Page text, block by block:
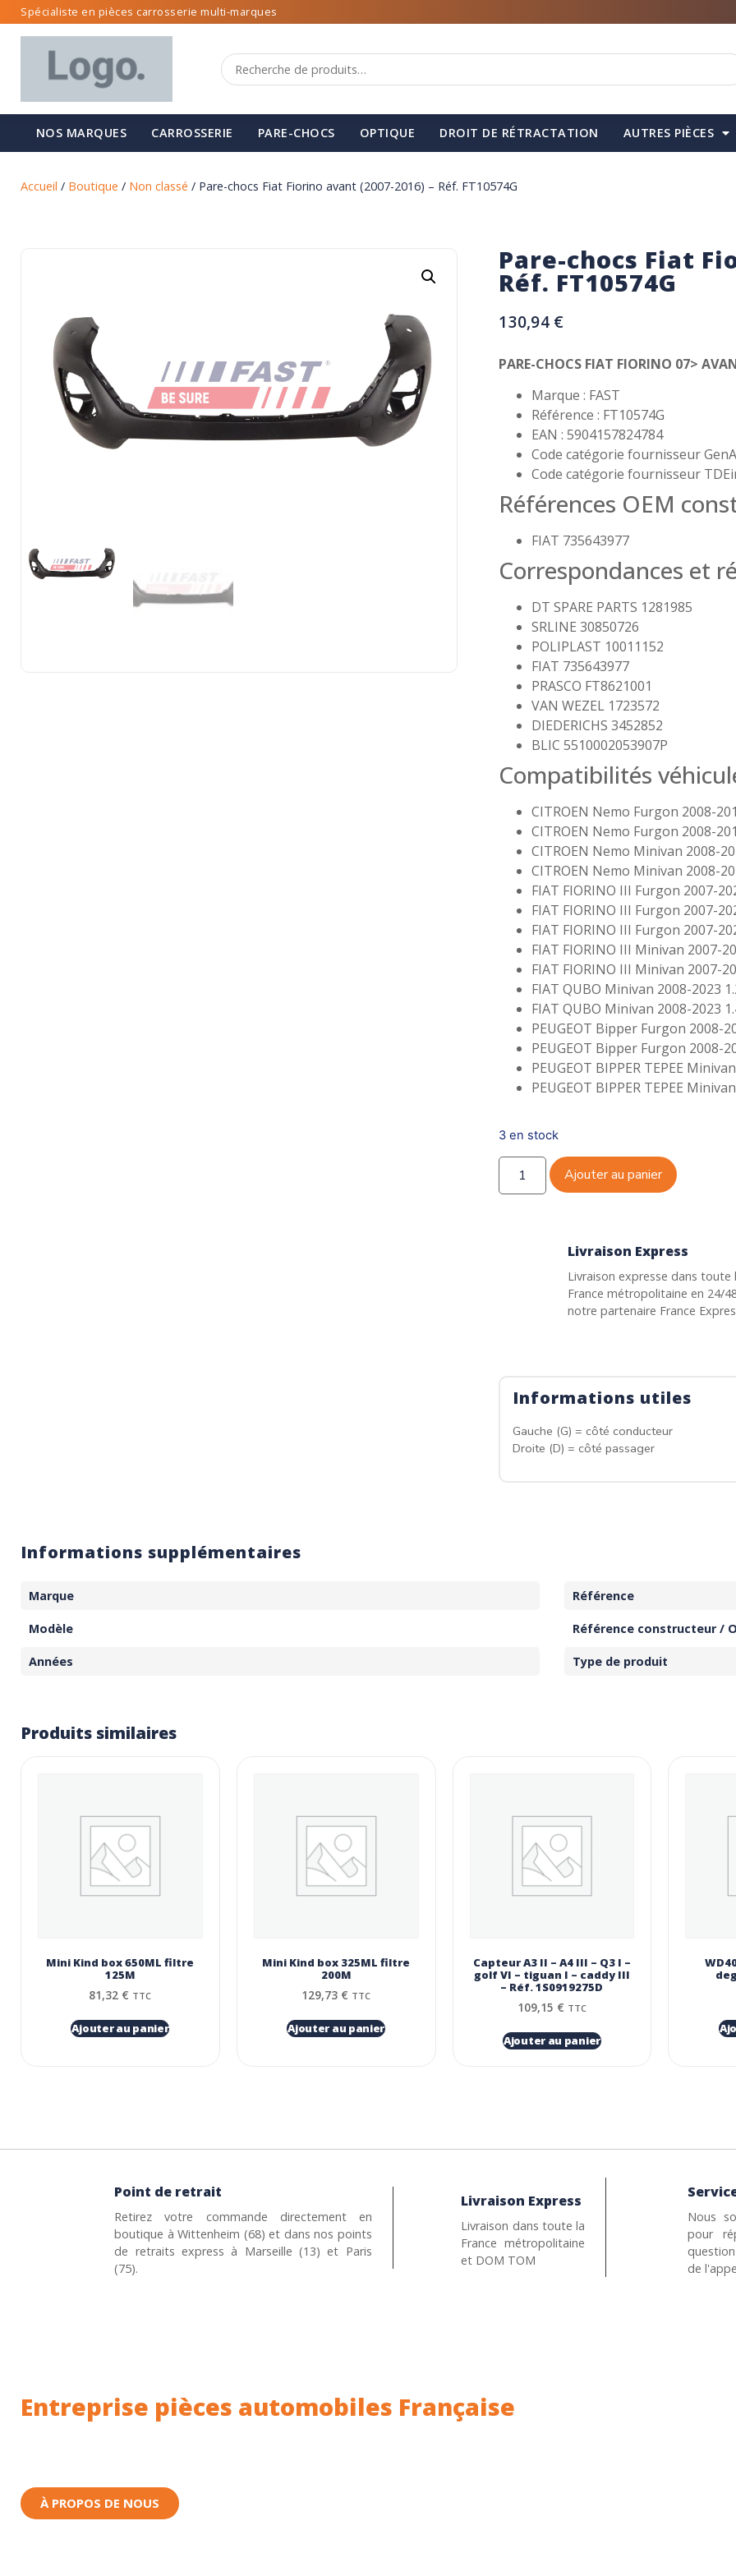
Spécialiste en pièces carrosserie multi-marques
NOS MARQUES CARROSSERIE PARE-CHOCS OPTIQUE DROIT DE RÉTRACTATION AUTRES PIÈCES
Accueil / Boutique / Non classé / Pare-chocs Fiat Fiorino avant (2007-2016) – Réf. FT10574G
Pare-chocs Fiat
Réf. FT10574G
130,94 €
PARE-CHOCS FIAT FIORINO 07>
Marque : FAST
Référence : FT10574G
EAN : 5904157824784
Code catégorie fournisseur
Code catégorie fournisseur
Références OEM
FIAT 735643977
Correspondances et
DT SPARE PARTS 1281985
SRLINE 30850726
POLIPLAST 10011152
FIAT 735643977
PRASCO FT8621001
VAN WEZEL 1723572
DIEDERICHS 3452852
BLIC 5510002053907P
Compatibilités
CITROEN Nemo Furgon 2008-
CITROEN Nemo Furgon 2008-
CITROEN Nemo Minivan 2008-
CITROEN Nemo Minivan 2008-
FIAT FIORINO III Furgon 2007-
FIAT FIORINO III Furgon 2007-
FIAT FIORINO III Furgon 2007-
FIAT FIORINO III Minivan 2007-
FIAT FIORINO III Minivan 2007-
FIAT QUBO Minivan 2008-2023
FIAT QUBO Minivan 2008-2023
PEUGEOT Bipper Furgon 2008-
PEUGEOT Bipper Furgon 2008-
PEUGEOT BIPPER TEPEE
PEUGEOT BIPPER TEPEE
3 en stock
Ajouter au panier
Livraison Express
Livraison expresse dans toute
France métropolitaine en 24/
notre partenaire France
Informations utiles
Gauche (G) = côté conducteur
Droite (D) = côté passager
Informations supplémentaires
Marque Référence
Modèle Référence constructeur /
Années Type de produit
Produits similaires
Mini Kind box 650ML filtre
125Μ
81,32 € TTC
Ajouter au panier
Mini Kind box 325ML filtre
200Μ
129,73 € TTC
Ajouter au panier
Capteur A3 II – A4 III – Q3 I –
golf VI – tiguan I – caddy III
– Réf. 1S0919275D
109,15 € TTC
Ajouter au panier
Point de retrait
Retirez votre commande directement en
boutique à Wittenheim (68) et dans nos points
de retraits express à Marseille (13) et Paris
(75).
Livraison Express
Livraison dans toute la
France métropolitaine
et DOM TOM
Nous
pour
de
Entreprise pièces automobiles Française
À PROPOS DE NOUS